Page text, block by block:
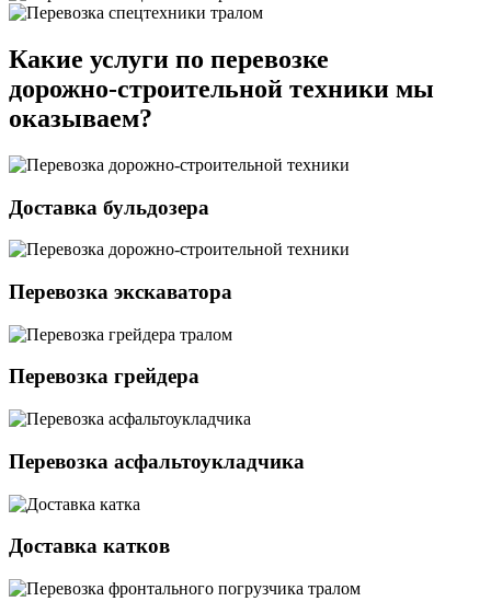
Какие услуги по перевозке
дорожно-строительной техники мы
оказываем?
Доставка бульдозера
Перевозка экскаватора
Перевозка грейдера
Перевозка асфальтоукладчика
Доставка катков